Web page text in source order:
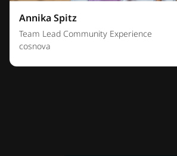
Annika Spitz
Team Lead Community Experience
cosnova